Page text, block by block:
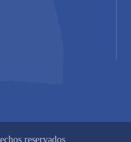
reservados.